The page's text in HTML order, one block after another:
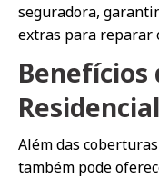
seguradora,
extras para reparar
Benefícios
Residencial
Além das
também pode